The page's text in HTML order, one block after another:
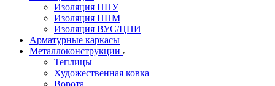
Изоляция ППУ
Изоляция ППМ
Изоляция ВУС/ЦПИ
Арматурные каркасы
Металлоконструкции
Теплицы
Художественная ковка
Ворота